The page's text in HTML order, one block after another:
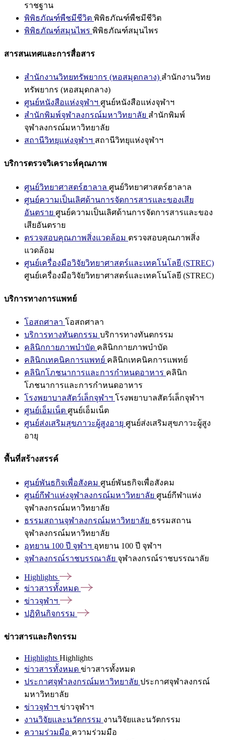
ราชฐาน
พิพิธภัณฑ์พืชมีชีวิต พิพิธภัณฑ์พืชมีชีวิต
พิพิธภัณฑ์สมุนไพร พิพิธภัณฑ์สมุนไพร
สารสนเทศและการสื่อสาร
สำนักงานวิทยทรัพยากร (หอสมุดกลาง) สำนักงานวิทย
ทรัพยากร (หอสมุดกลาง)
ศูนย์หนังสือแห่งจุฬาฯ ศูนย์หนังสือแห่งจุฬาฯ
สำนักพิมพ์จุฬาลงกรณ์มหาวิทยาลัย สำนักพิมพ์
จุฬาลงกรณ์มหาวิทยาลัย
สถานีวิทยุแห่งจุฬาฯ สถานีวิทยุแห่งจุฬาฯ
บริการตรวจวิเคราะห์คุณภาพ
ศูนย์วิทยาศาสตร์ฮาลาล ศูนย์วิทยาศาสตร์ฮาลาล
ศูนย์ความเป็นเลิศด้านการจัดการสารและของเสีย
อันตราย ศูนย์ความเป็นเลิศด้านการจัดการสารและของ
เสียอันตราย
ตรวจสอบคุณภาพสิ่งแวดล้อม ตรวจสอบคุณภาพสิ่ง
แวดล้อม
ศูนย์เครื่องมือวิจัยวิทยาศาสตร์และเทคโนโลยี (STREC)
ศูนย์เครื่องมือวิจัยวิทยาศาสตร์และเทคโนโลยี (STREC)
บริการทางการแพทย์
โอสถศาลา โอสถศาลา
บริการทางทันตกรรม บริการทางทันตกรรม
คลินิกกายภาพบำบัด คลินิกกายภาพบำบัด
คลินิกเทคนิคการแพทย์ คลินิกเทคนิคการแพทย์
คลินิกโภชนาการและการกำหนดอาหาร คลินิก
โภชนาการและการกำหนดอาหาร
โรงพยาบาลสัตว์เล็กจุฬาฯ โรงพยาบาลสัตว์เล็กจุฬาฯ
ศูนย์เอ็มเน็ต ศูนย์เอ็มเน็ต
ศูนย์ส่งเสริมสุขภาวะผู้สูงอายุ ศูนย์ส่งเสริมสุขภาวะผู้สูง
อายุ
พื้นที่สร้างสรรค์
ศูนย์พันธกิจเพื่อสังคม ศูนย์พันธกิจเพื่อสังคม
ศูนย์กีฬาแห่งจุฬาลงกรณ์มหาวิทยาลัย ศูนย์กีฬาแห่ง
จุฬาลงกรณ์มหาวิทยาลัย
ธรรมสถานจุฬาลงกรณ์มหาวิทยาลัย ธรรมสถาน
จุฬาลงกรณ์มหาวิทยาลัย
อุทยาน 100 ปี จุฬาฯ อุทยาน 100 ปี จุฬาฯ
จุฬาลงกรณ์ราชบรรณาลัย จุฬาลงกรณ์ราชบรรณาลัย
Highlights
ข่าวสารทั้งหมด
ข่าวจุฬาฯ
ปฏิทินกิจกรรม
ข่าวสารและกิจกรรม
Highlights Highlights
ข่าวสารทั้งหมด ข่าวสารทั้งหมด
ประกาศจุฬาลงกรณ์มหาวิทยาลัย ประกาศจุฬาลงกรณ์
มหาวิทยาลัย
ข่าวจุฬาฯ ข่าวจุฬาฯ
งานวิจัยและนวัตกรรม งานวิจัยและนวัตกรรม
ความร่วมมือ ความร่วมมือ